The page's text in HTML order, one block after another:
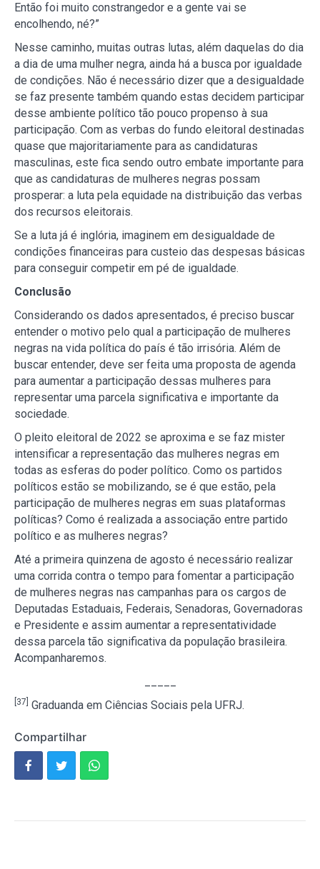
Então foi muito constrangedor e a gente vai se
encolhendo, né?”
Nesse caminho, muitas outras lutas, além daquelas do dia
a dia de uma mulher negra, ainda há a busca por igualdade
de condições. Não é necessário dizer que a desigualdade
se faz presente também quando estas decidem participar
desse ambiente político tão pouco propenso à sua
participação. Com as verbas do fundo eleitoral destinadas
quase que majoritariamente para as candidaturas
masculinas, este fica sendo outro embate importante para
que as candidaturas de mulheres negras possam
prosperar: a luta pela equidade na distribuição das verbas
dos recursos eleitorais.
Se a luta já é inglória, imaginem em desigualdade de
condições financeiras para custeio das despesas básicas
para conseguir competir em pé de igualdade.
Conclusão
Considerando os dados apresentados, é preciso buscar
entender o motivo pelo qual a participação de mulheres
negras na vida política do país é tão irrisória. Além de
buscar entender, deve ser feita uma proposta de agenda
para aumentar a participação dessas mulheres para
representar uma parcela significativa e importante da
sociedade.
O pleito eleitoral de 2022 se aproxima e se faz mister
intensificar a representação das mulheres negras em
todas as esferas do poder político. Como os partidos
políticos estão se mobilizando, se é que estão, pela
participação de mulheres negras em suas plataformas
políticas? Como é realizada a associação entre partido
político e as mulheres negras?
Até a primeira quinzena de agosto é necessário realizar
uma corrida contra o tempo para fomentar a participação
de mulheres negras nas campanhas para os cargos de
Deputadas Estaduais, Federais, Senadoras, Governadoras
e Presidente e assim aumentar a representatividade
dessa parcela tão significativa da população brasileira.
Acompanharemos.
[37] Graduanda em Ciências Sociais pela UFRJ.
Compartilhar